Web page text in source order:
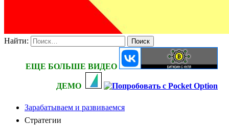
Найти:
ЕЩЕ БОЛЬШЕ ВИДЕО
ДЕМО
Зарабатываем и развиваемся
Стратегии